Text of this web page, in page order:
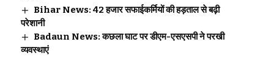
Bihar News: 42 हजार सफाईकर्मियों की हड़ताल से बढ़ी
परेशानी
Badaun News: कछला घाट पर डीएम-एसएसपी ने परखी
व्यवस्थाएं